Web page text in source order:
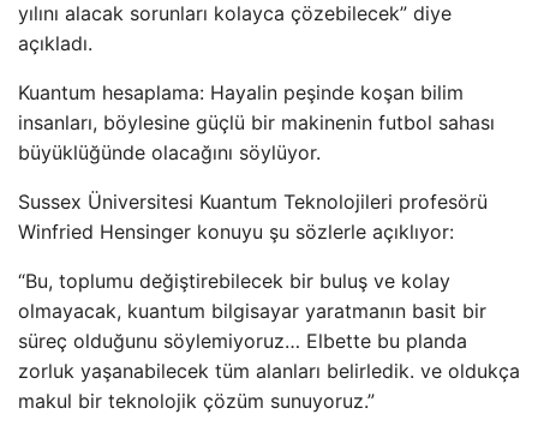
yılını alacak sorunları kolayca çözebilecek” diye
açıkladı.
Kuantum hesaplama: Hayalin peşinde koşan bilim
insanları, böylesine güçlü bir makinenin futbol sahası
büyüklüğünde olacağını söylüyor.
Sussex Üniversitesi Kuantum Teknolojileri profesörü
Winfried Hensinger konuyu şu sözlerle açıklıyor:
“Bu, toplumu değiştirebilecek bir buluş ve kolay
olmayacak, kuantum bilgisayar yaratmanın basit bir
süreç olduğunu söylemiyoruz… Elbette bu planda
zorluk yaşanabilecek tüm alanları belirledik. ve oldukça
makul bir teknolojik çözüm sunuyoruz.”